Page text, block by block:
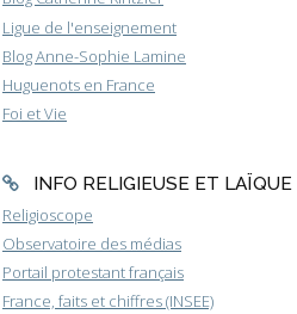
Ligue de l'enseignement
Blog Anne-Sophie Lamine
Huguenots en France
Foi et Vie
INFO RELIGIEUSE ET LAÏQUE
Religioscope
Observatoire des médias
Portail protestant français
France, faits et chiffres (INSEE)